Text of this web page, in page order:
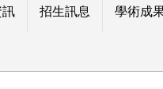
招生訊息 學術成